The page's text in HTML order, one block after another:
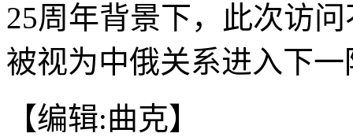
25周年背景下，此次访
被视为中俄关系进入下
【编辑:曲克】